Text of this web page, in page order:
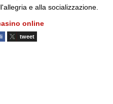
e alla socializzazione.
online
tweet